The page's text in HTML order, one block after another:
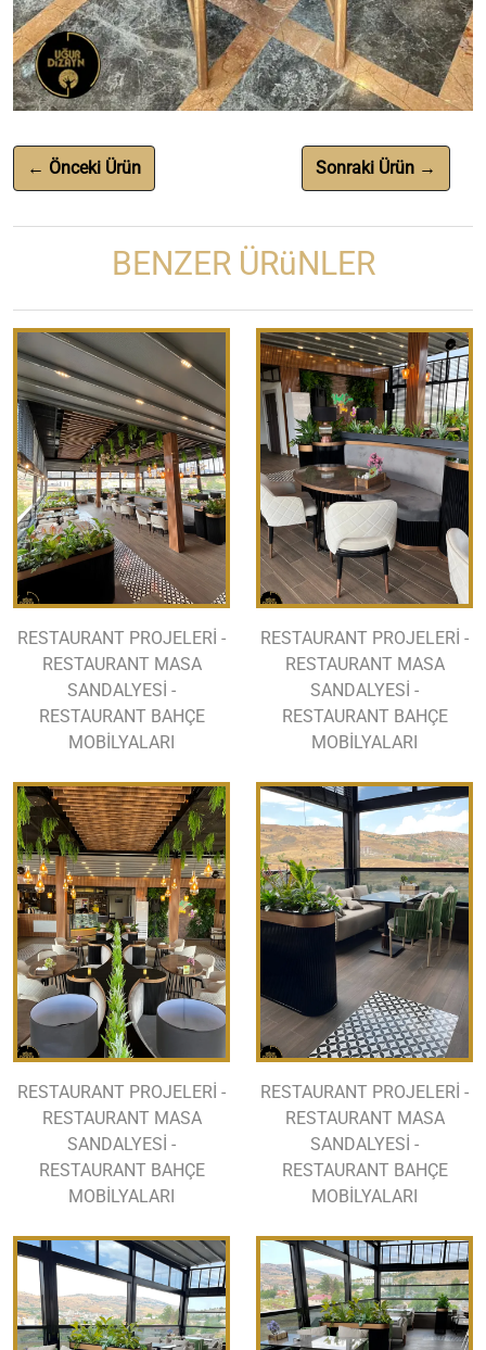
← Önceki Ürün Sonraki Ürün →
BENZER ÜRüNLER
RESTAURANT PROJELERİ -
RESTAURANT MASA
SANDALYESİ -
RESTAURANT BAHÇE
MOBİLYALARI
RESTAURANT PROJELERİ -
RESTAURANT MASA
SANDALYESİ -
RESTAURANT BAHÇE
MOBİLYALARI
RESTAURANT PROJELERİ -
RESTAURANT MASA
SANDALYESİ -
RESTAURANT BAHÇE
MOBİLYALARI
RESTAURANT PROJELERİ -
RESTAURANT MASA
SANDALYESİ -
RESTAURANT BAHÇE
MOBİLYALARI